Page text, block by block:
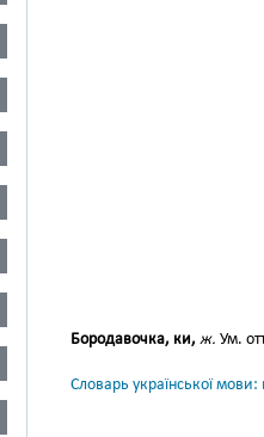
Бородавочка, ки, ж. Ум.
Словарь української